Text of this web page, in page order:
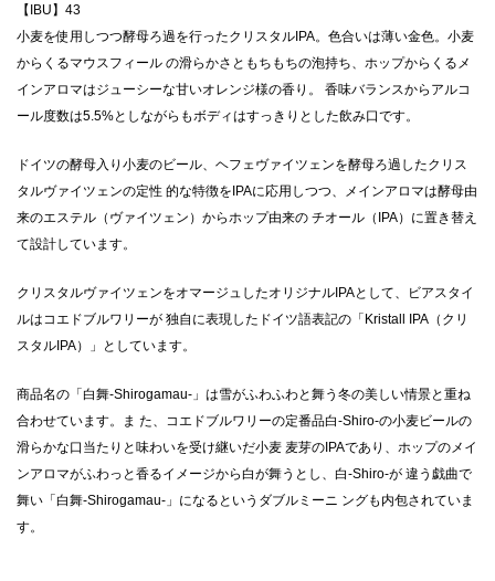
【IBU】43
小麦を使用しつつ酵母ろ過を行ったクリスタルIPA。色合いは薄い金色。小麦
からくるマウスフィール の滑らかさともちもちの泡持ち、ホップからくるメ
インアロマはジューシーな甘いオレンジ様の香り。 香味バランスからアルコ
ール度数は5.5%としながらもボディはすっきりとした飲み口です。
ドイツの酵母入り小麦のビール、ヘフェヴァイツェンを酵母ろ過したクリス
タルヴァイツェンの定性 的な特徴をIPAに応用しつつ、メインアロマは酵母由
来のエステル（ヴァイツェン）からホップ由来の チオール（IPA）に置き替え
て設計しています。
クリスタルヴァイツェンをオマージュしたオリジナルIPAとして、ビアスタイ
ルはコエドブルワリーが 独自に表現したドイツ語表記の「Kristall IPA（クリ
スタルIPA）」としています。
商品名の「白舞-Shirogamau-」は雪がふわふわと舞う冬の美しい情景と重ね
合わせています。ま た、コエドブルワリーの定番品白-Shiro-の小麦ビールの
滑らかな口当たりと味わいを受け継いだ小麦 麦芽のIPAであり、ホップのメイ
ンアロマがふわっと香るイメージから白が舞うとし、白-Shiro-が 違う戯曲で
舞い「白舞-Shirogamau-」になるというダブルミーニ ングも内包されていま
す。